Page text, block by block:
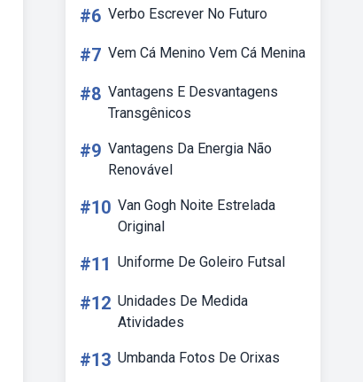
#6 Verbo Escrever No Futuro
#7 Vem Cá Menino Vem Cá Menina
#8 Vantagens E Desvantagens
Transgênicos
#9 Vantagens Da Energia Não
Renovável
#10 Van Gogh Noite Estrelada
Original
#11 Uniforme De Goleiro Futsal
#12 Unidades De Medida
Atividades
#13 Umbanda Fotos De Orixas